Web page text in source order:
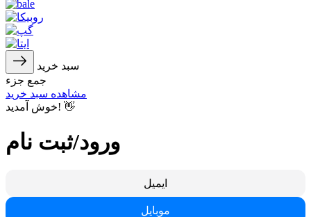
سبد خرید
جمع جزء
مشاهده سبد خرید
خوش آمدید! 👋
ورود/ثبت نام
ایمیل
موبایل